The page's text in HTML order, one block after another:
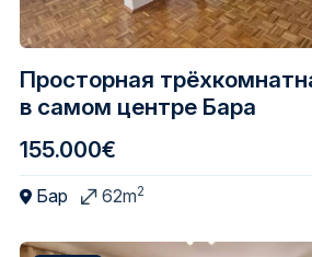
Просторная
в самом центре Бара
155.000€
Бар 62m2